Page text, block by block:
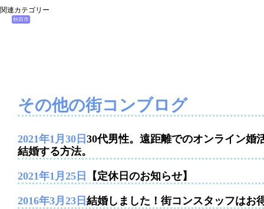
関連カテゴリー
秋田市
その他の街コンブログ
2021年1月30日 30代男性。遠距離でのオンライン婚
結婚する方法。
2021年1月25日 【定休日のお知らせ】
2016年3月23日 結婚しました！街コンスタッフはお